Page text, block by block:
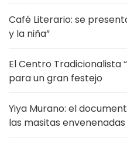
Café Literario: se
y la niña”
El Centro Tradicionalista
para un gran festejo
Yiya Murano: el
las masitas envenenadas